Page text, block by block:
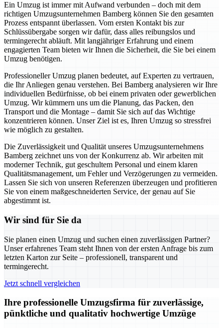
Ein Umzug ist immer mit Aufwand verbunden – doch mit dem
richtigen Umzugsunternehmen Bamberg können Sie den gesamten
Prozess entspannt überlassen. Vom ersten Kontakt bis zur
Schlüssübergabe sorgen wir dafür, dass alles reibungslos und
termingerecht abläuft. Mit langjähriger Erfahrung und einem
engagierten Team bieten wir Ihnen die Sicherheit, die Sie bei einem
Umzug benötigen.
Professioneller Umzug planen bedeutet, auf Experten zu vertrauen,
die Ihr Anliegen genau verstehen. Bei Bamberg analysieren wir Ihre
individuellen Bedürfnisse, ob bei einem privaten oder gewerblichen
Umzug. Wir kümmern uns um die Planung, das Packen, den
Transport und die Montage – damit Sie sich auf das Wichtige
konzentrieren können. Unser Ziel ist es, Ihren Umzug so stressfrei
wie möglich zu gestalten.
Die Zuverlässigkeit und Qualität unseres Umzugsunternehmens
Bamberg zeichnet uns von der Konkurrenz ab. Wir arbeiten mit
moderner Technik, gut geschultem Personal und einem klaren
Qualitätsmanagement, um Fehler und Verzögerungen zu vermeiden.
Lassen Sie sich von unseren Referenzen überzeugen und profitieren
Sie von einem maßgeschneiderten Service, der genau auf Sie
abgestimmt ist.
Wir sind für Sie da
Sie planen einen Umzug und suchen einen zuverlässigen Partner?
Unser erfahrenes Team steht Ihnen von der ersten Anfrage bis zum
letzten Karton zur Seite – professionell, transparent und
termingerecht.
Jetzt schnell vergleichen
Ihre professionelle Umzugsfirma für zuverlässige,
pünktliche und qualitativ hochwertige Umzüge